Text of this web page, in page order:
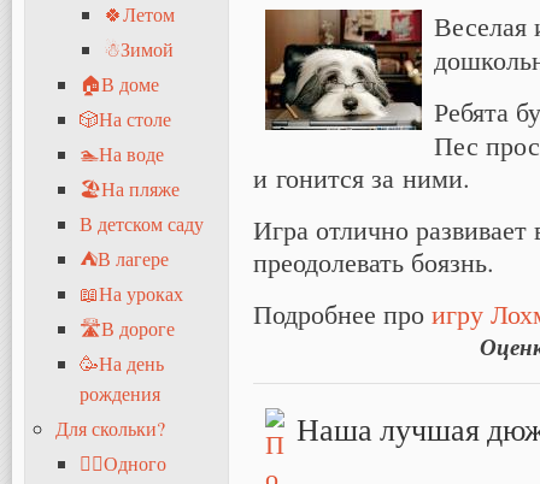
Ребята
Пес
и гонится за ними.
Игра отлично
преодолевать боязнь.
Подробнее про игру
Наша лучшая
🍀Летом
☃Зимой
🏠В доме
🎲На столе
🏊На воде
🏖На пляже
В детском саду
⛺В лагере
📖На уроках
🛣В дороге
🥳На день
рождения
Для скольки?
🧍‍♂️Одного